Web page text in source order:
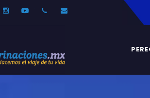
FacebookInstagramYoutube52 33 31210744